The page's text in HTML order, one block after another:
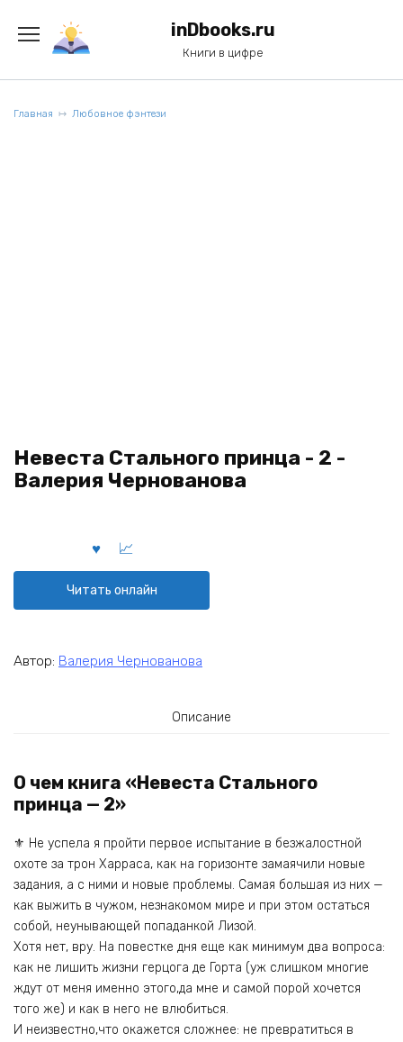
содержанию
inDbooks.ru
Книги в цифре
Главная Любовное фэнтези
Невеста Стального принца - 2 -
Валерия Чернованова
Читать онлайн
Автор: Валерия Чернованова
Описание
О чем книга «Невеста Стального
принца — 2»
⚜️ Не успела я пройти первое испытание в безжалостной
охоте за трон Харраса, как на горизонте замаячили новые
задания, а с ними и новые проблемы. Cамая большая из них —
как выжить в чужом, незнакомом мире и при этом остаться
собой, неунывающей попаданкой Лизой.
Хотя нет, вру. На повестке дня еще как минимум два вопроса:
как не лишить жизни герцога де Горта (уж слишком многие
ждут от меня именно этого,да мне и самой порой хочется
того же) и как в него не влюбиться.
И неизвестно,что окажется сложнее: не превратиться в